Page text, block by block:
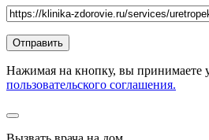
Нажимая на кнопку, вы принимаете
пользовательского соглашения.